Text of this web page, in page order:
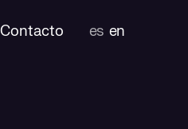
Contacto es en